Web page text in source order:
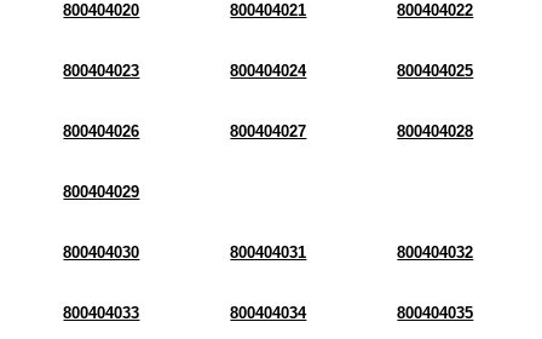
800404020 800404021 800404022
800404023 800404024 800404025
800404026 800404027 800404028
800404029
800404030 800404031 800404032
800404033 800404034 800404035